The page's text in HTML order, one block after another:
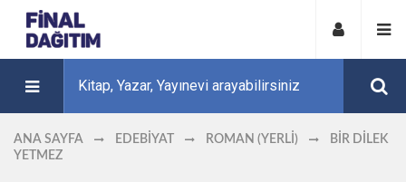
ANA SAYFA EDEBIYAT ROMAN (YERLI)
BIR DILEK
YETMEZ